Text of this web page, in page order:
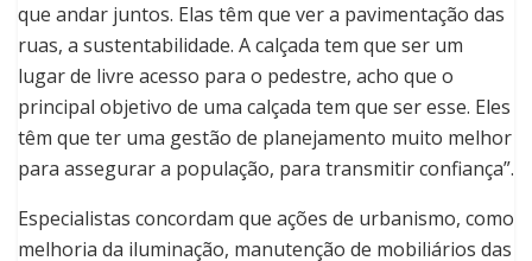
que andar juntos. Elas têm que ver a pavimentação das
ruas, a sustentabilidade. A calçada tem que ser um
lugar de livre acesso para o pedestre, acho que o
principal objetivo de uma calçada tem que ser esse. Eles
têm que ter uma gestão de planejamento muito melhor
para assegurar a população, para transmitir confiança”.
Especialistas concordam que ações de urbanismo, como
melhoria da iluminação, manutenção de mobiliários das